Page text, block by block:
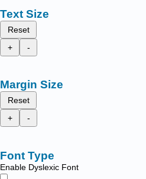
Text Size
Reset
+
-
Margin Size
Reset
+
-
Font Type
Enable Dyslexic Font